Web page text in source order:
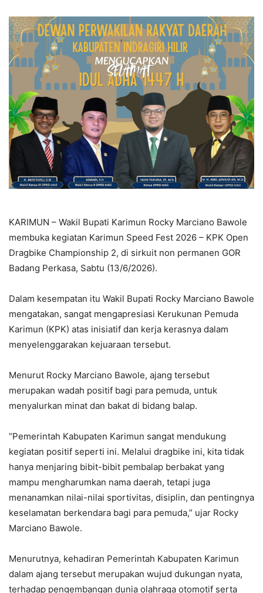
KARIMUN – Wakil Bupati Karimun Rocky Marciano Bawole
membuka kegiatan Karimun Speed Fest 2026 – KPK Open
Dragbike Championship 2, di sirkuit non permanen GOR
Badang Perkasa, Sabtu (13/6/2026).
Dalam kesempatan itu Wakil Bupati Rocky Marciano Bawole
mengatakan, sangat mengapresiasi Kerukunan Pemuda
Karimun (KPK) atas inisiatif dan kerja kerasnya dalam
menyelenggarakan kejuaraan tersebut.
Menurut Rocky Marciano Bawole, ajang tersebut
merupakan wadah positif bagi para pemuda, untuk
menyalurkan minat dan bakat di bidang balap.
“Pemerintah Kabupaten Karimun sangat mendukung
kegiatan positif seperti ini. Melalui dragbike ini, kita tidak
hanya menjaring bibit-bibit pembalap berbakat yang
mampu mengharumkan nama daerah, tetapi juga
menanamkan nilai-nilai sportivitas, disiplin, dan pentingnya
keselamatan berkendara bagi para pemuda,” ujar Rocky
Marciano Bawole.
Menurutnya, kehadiran Pemerintah Kabupaten Karimun
dalam ajang tersebut merupakan wujud dukungan nyata,
terhadap pengembangan dunia olahraga otomotif serta